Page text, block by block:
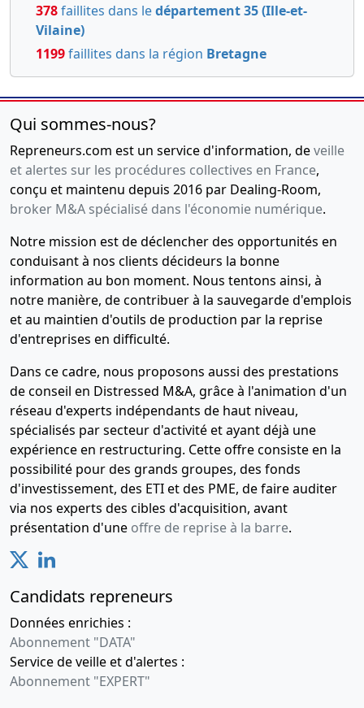
378faillites dans ledépartement 35 (Ille-et-
Vilaine)
1199faillites dans la région Bretagne
Qui sommes-nous?
Repreneurs.com est un service d'information, deveille
et alertes sur les procédures collectives en France,
conçu et maintenu depuis 2016 par Dealing-Room,
broker M&A spécialisé dans l'économie numérique.
Notre mission est de déclencher des opportunités en
conduisant à nos clients décideurs la bonne
information au bon moment. Nous tentons ainsi, à
notre manière, de contribuer à la sauvegarde d'emplois
et au maintien d'outils de production par la reprise
d'entreprises en difficulté.
Dans ce cadre, nous proposons aussi des prestations
de conseil en Distressed M&A, grâce à l'animation d'un
réseau d'experts indépendants de haut niveau,
spécialisés par secteur d'activité et ayant déjà une
expérience en restructuring. Cette offre consiste en la
possibilité pour des grands groupes, des fonds
d'investissement, des ETI et des PME, de faire auditer
via nos experts des cibles d'acquisition, avant
présentation d'une offre de reprise à la barre.
Candidats repreneurs
Données enrichies :
Abonnement "DATA"
Service de veille et d'alertes :
Abonnement "EXPERT"